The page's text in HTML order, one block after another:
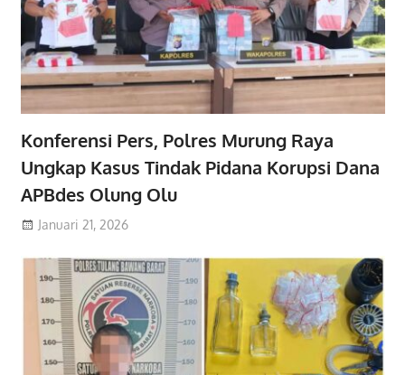
Konferensi Pers, Polres Murung Raya
Ungkap Kasus Tindak Pidana Korupsi Dana
APBdes Olung Olu
Januari 21, 2026